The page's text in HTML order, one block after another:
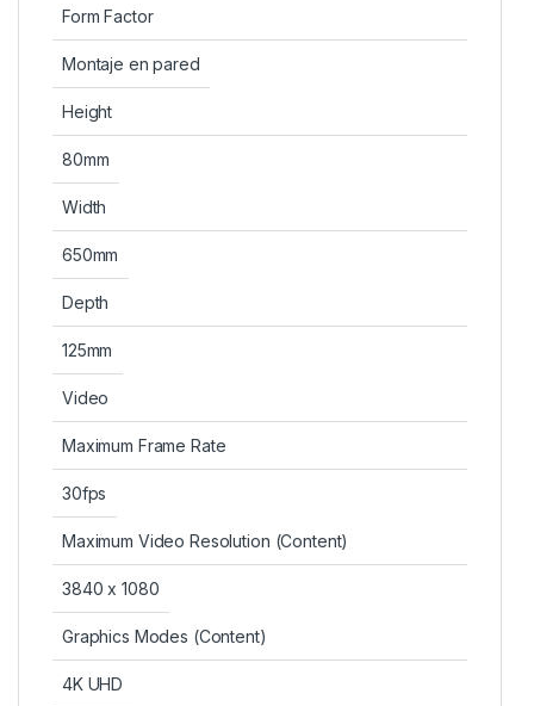
Form Factor
Montaje en pared
Height
80mm
Width
650mm
Depth
125mm
Video
Maximum Frame Rate
30fps
Maximum Video Resolution (Content)
3840 x 1080
Graphics Modes (Content)
4K UHD